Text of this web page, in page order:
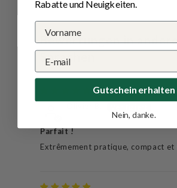
Bewertungen in
Sprachen
Parfait !
Extrêmement pratique, compact et
Rabatte und Neuigkeiten.
Gutschein erhalten
Nein, danke.